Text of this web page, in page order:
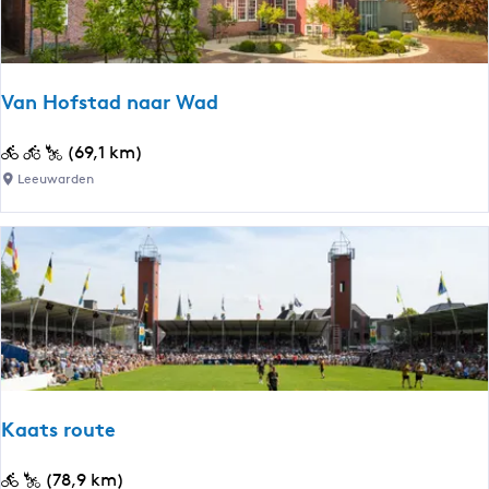
g
r
g
o
e
d
Van Hofstad naar Wad
V
a
H
o
f
s
t
a
d
a
(69,1 km)
Leeuwarden
Kaats route
K
(78,9 km)